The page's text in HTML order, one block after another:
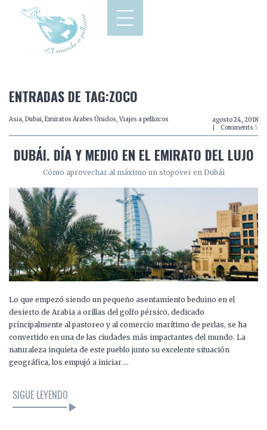
ENTRADAS DE TAG:ZOCO
Asia, Dubai, Emiratos Árabes Únidos, Viajes a pellizcos
agosto 24, 2018
Comments 5
DUBÁI. DÍA Y MEDIO EN EL EMIRATO DEL LUJO
Cómo aprovechar al máximo un stopover en Dubái
Lo que empezó siendo un pequeño asentamiento beduino en el
desierto de Arabia a orillas del golfo pérsico, dedicado
principalmente al pastoreo y al comercio marítimo de perlas, se ha
convertido en una de las ciudades más impactantes del mundo. La
naturaleza inquieta de este pueblo junto su excelente situación
geográfica, los empujó a iniciar …
SIGUE LEYENDO